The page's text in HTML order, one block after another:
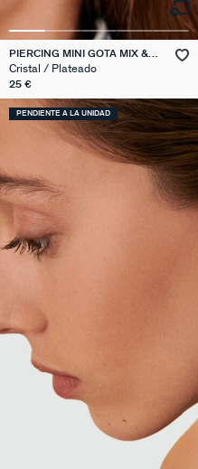
PIERCING MINI GOTA MIX &
MATCH
Cristal / Plateado
25 €
PENDIENTE A LA UNIDAD